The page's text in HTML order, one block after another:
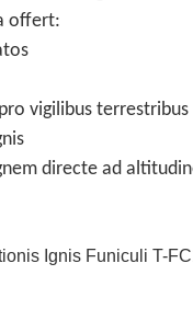
offert:
vigilibus terrestribus
directe ad